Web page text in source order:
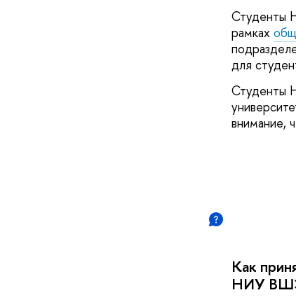
Студенты
рамках
для
Студенты
внимание,
Как
НИУ ВШЭ